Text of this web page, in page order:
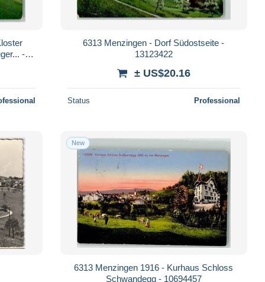
-
6313 Menzingen - Dorf Südostseite -
13123422
± US$20.16
Status Professional
New
6313 Menzingen 1916 - Kurhaus Schloss
Schwandegg - 10694457